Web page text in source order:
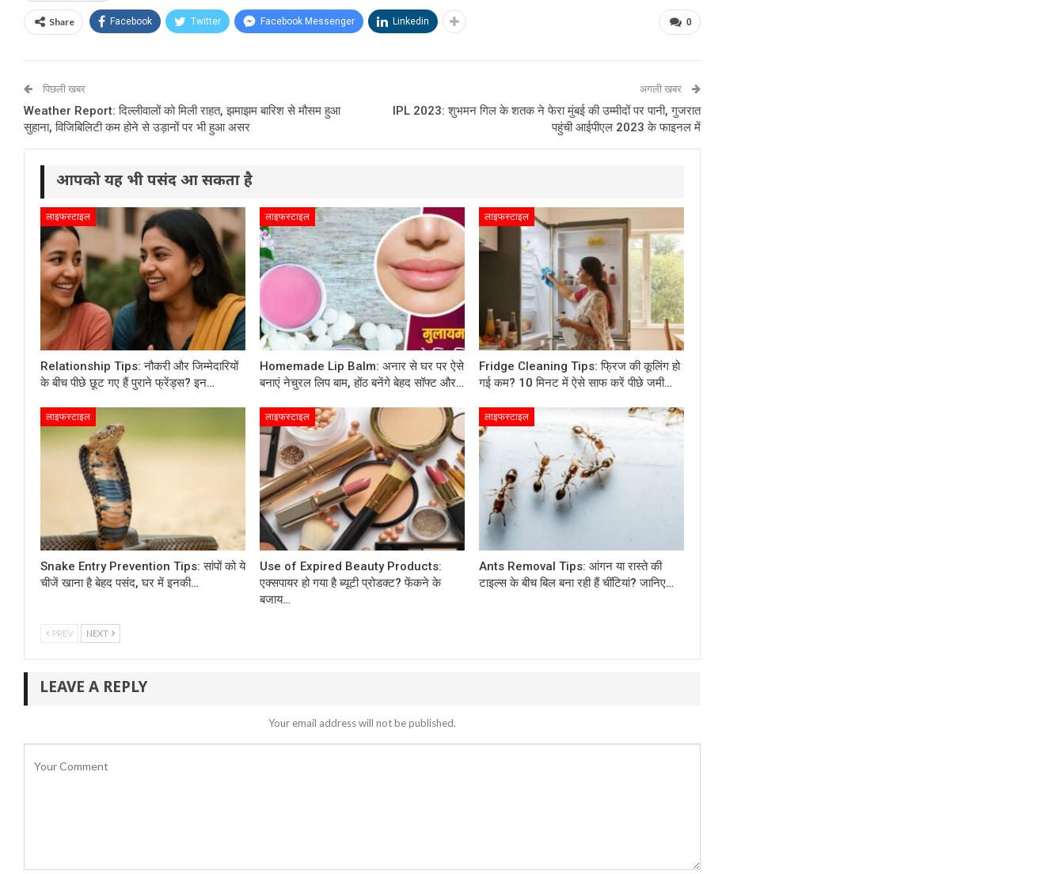
0
Share Facebook Twitter Facebook Messenger Linkedin
पिछली खबर
Weather Report: दिल्लीवालों को मिली राहत, झमाझम बारिश से मौसम हुआ
सुहाना, विजिबिलिटी कम होने से उड़ानों पर भी हुआ असर
अगली खबर
IPL 2023: शुभमन गिल के शतक ने फेरा मुंबई की उम्मीदों पर पानी, गुजरात
पहुंची आईपीएल 2023 के फाइनल में
आपको यह भी पसंद आ सकता है
लाइफस्टाइल
Relationship Tips: नौकरी और जिम्मेदारियों
के बीच पीछे छूट गए हैं पुराने फ्रेंड्स? इन…
लाइफस्टाइल
Homemade Lip Balm: अनार से घर पर ऐसे
बनाएं नेचुरल लिप बाम, होंठ बनेंगे बेहद सॉफ्ट और…
लाइफस्टाइल
Fridge Cleaning Tips: फ्रिज की कूलिंग हो
गई कम? 10 मिनट में ऐसे साफ करें पीछे जमी…
लाइफस्टाइल
Snake Entry Prevention Tips: सांपों को ये
चीजें खाना है बेहद पसंद, घर में इनकी…
लाइफस्टाइल
Use of Expired Beauty Products:
एक्सपायर हो गया है ब्यूटी प्रोडक्ट? फेंकने के
बजाय…
लाइफस्टाइल
Ants Removal Tips: आंगन या रास्ते की
टाइल्स के बीच बिल बना रही हैं चींटियां? जानिए…
PREV NEXT
LEAVE A REPLY
Your email address will not be published.